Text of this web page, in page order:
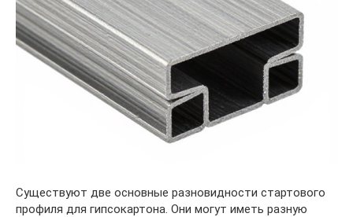
Существуют две основные разновидности стартового
профиля для гипсокартона. Они могут иметь разную